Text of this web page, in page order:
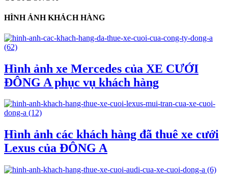
HÌNH ẢNH KHÁCH HÀNG
Hình ảnh xe Mercedes của XE CƯỚI
ĐÔNG A phục vụ khách hàng
Hình ảnh các khách hàng đã thuê xe cưới
Lexus của ĐÔNG A